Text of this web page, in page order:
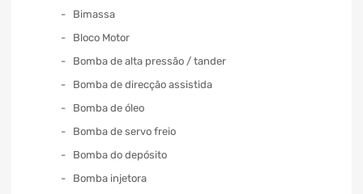
Bimassa
Bloco Motor
Bomba de alta pressão / tander
Bomba de direcção assistida
Bomba de óleo
Bomba de servo freio
Bomba do depósito
Bomba injetora